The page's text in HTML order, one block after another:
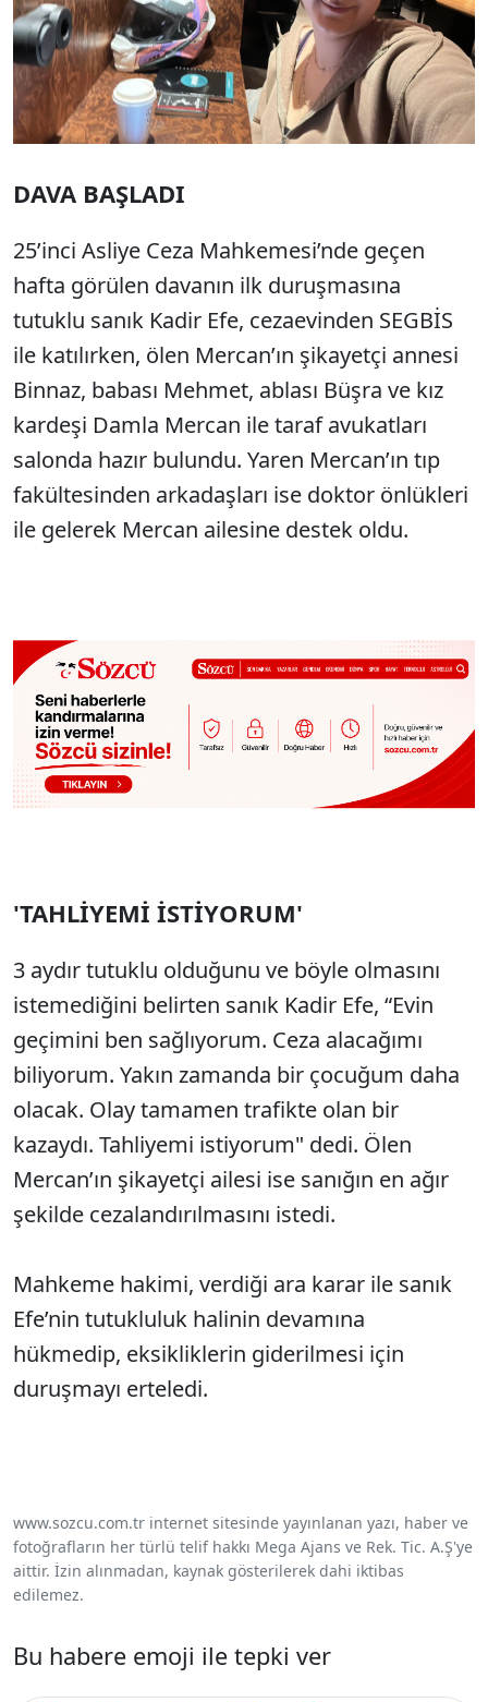
DAVA BAŞLADI
25’inci Asliye Ceza Mahkemesi’nde geçen
hafta görülen davanın ilk duruşmasına
tutuklu sanık Kadir Efe, cezaevinden SEGBİS
ile katılırken, ölen Mercan’ın şikayetçi annesi
Binnaz, babası Mehmet, ablası Büşra ve kız
kardeşi Damla Mercan ile taraf avukatları
salonda hazır bulundu. Yaren Mercan’ın tıp
fakültesinden arkadaşları ise doktor önlükleri
ile gelerek Mercan ailesine destek oldu.
'TAHLİYEMİ İSTİYORUM'
3 aydır tutuklu olduğunu ve böyle olmasını
istemediğini belirten sanık Kadir Efe, “Evin
geçimini ben sağlıyorum. Ceza alacağımı
biliyorum. Yakın zamanda bir çocuğum daha
olacak. Olay tamamen trafikte olan bir
kazaydı. Tahliyemi istiyorum" dedi. Ölen
Mercan’ın şikayetçi ailesi ise sanığın en ağır
şekilde cezalandırılmasını istedi.
Mahkeme hakimi, verdiği ara karar ile sanık
Efe’nin tutukluluk halinin devamına
hükmedip, eksikliklerin giderilmesi için
duruşmayı erteledi.
www.sozcu.com.tr internet sitesinde yayınlanan yazı, haber ve
fotoğrafların her türlü telif hakkı Mega Ajans ve Rek. Tic. A.Ş'ye
aittir. İzin alınmadan, kaynak gösterilerek dahi iktibas
edilemez.
Bu habere emoji ile tepki ver